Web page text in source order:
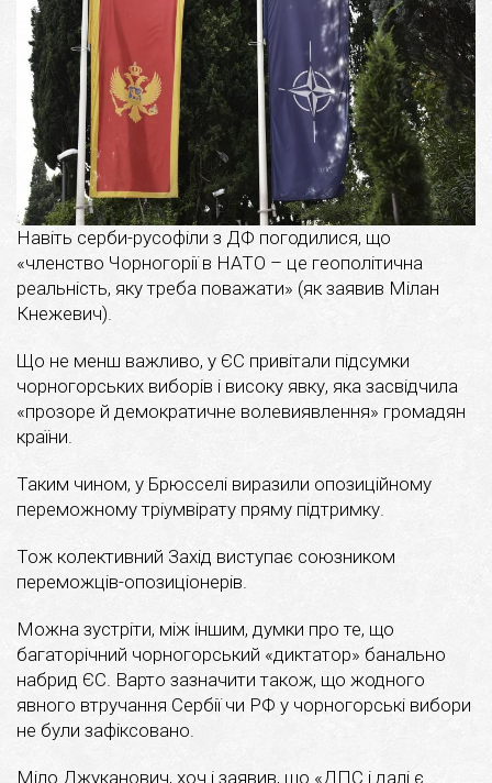
Навіть серби-русофіли з ДФ погодилися, що
«членство Чорногорії в НАТО – це геополітична
реальність, яку треба поважати» (як заявив Мілан
Кнежевич).
Що не менш важливо, у ЄС привітали підсумки
чорногорських виборів і високу явку, яка засвідчила
«прозоре й демократичне волевиявлення» громадян
країни.
Таким чином, у Брюсселі виразили опозиційному
переможному тріумвірату пряму підтримку.
Тож колективний Захід виступає союзником
переможців-опозиціонерів.
Можна зустріти, між іншим, думки про те, що
багаторічний чорногорський «диктатор» банально
набрид ЄС. Варто зазначити також, що жодного
явного втручання Сербії чи РФ у чорногорські вибори
не були зафіксовано.
Міло Джуканович, хоч і заявив, що «ДПС і далі є